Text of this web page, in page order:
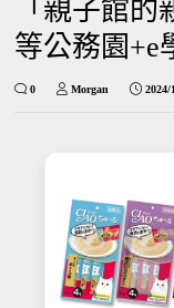
「親子館
等公務園+e
0 Morgan 2024/